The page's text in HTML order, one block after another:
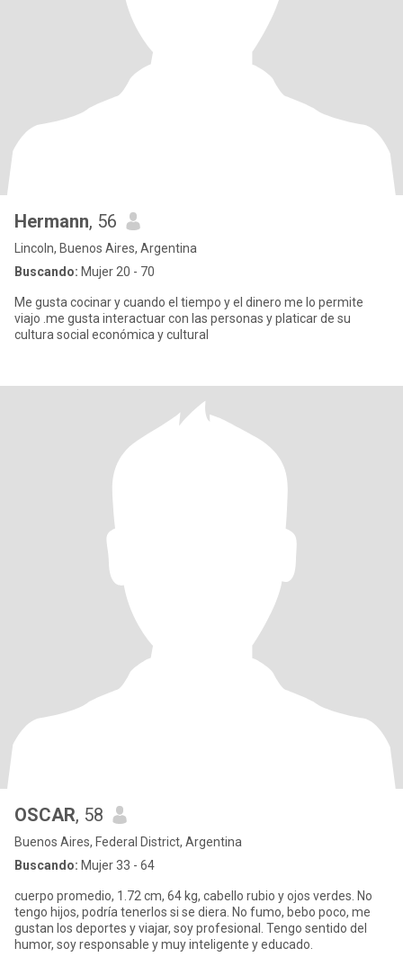
Hermann, 56
Lincoln, Buenos Aires, Argentina
Buscando: Mujer 20 - 70
Me gusta cocinar y cuando el tiempo y el dinero me lo permite
viajo .me gusta interactuar con las personas y platicar de su
cultura social económica y cultural
OSCAR, 58
Buenos Aires, Federal District, Argentina
Buscando: Mujer 33 - 64
cuerpo promedio, 1.72 cm, 64 kg, cabello rubio y ojos verdes. No
tengo hijos, podría tenerlos si se diera. No fumo, bebo poco, me
gustan los deportes y viajar, soy profesional. Tengo sentido del
humor, soy responsable y muy inteligente y educado.